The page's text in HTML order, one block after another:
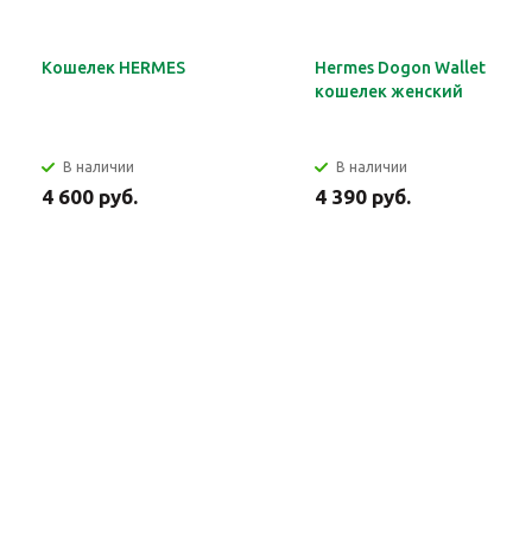
Кошелек HERMES
В наличии
4 600 руб.
Hermes Dogon Wallet
кошелек женский
В наличии
4 390 руб.